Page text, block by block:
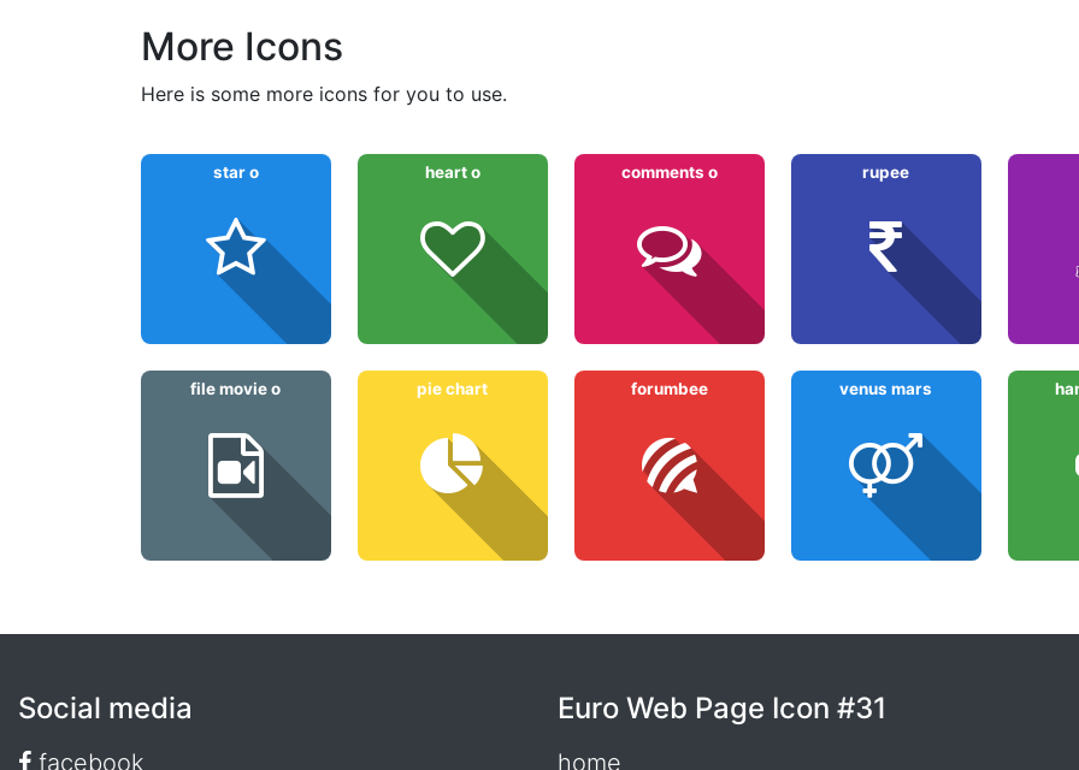
More Icons
here is some more icons for you to use.
star o heart o comments o rupee
file movie o pie chart forumbee venus mars
Social media
facebook
Euro Web Page Icon #31
home